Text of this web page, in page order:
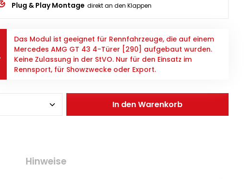
Plug & Play Montage direkt an den Klappen
Das Modul ist geeignet für Rennfahrzeuge, die auf einem
Mercedes AMG GT 43 4-Türer [290] aufgebaut wurden.
Keine Zulassung in der StVO. Nur für den Einsatz im
Rennsport, für Showzwecke oder Export.
In den Warenkorb
Hinweise